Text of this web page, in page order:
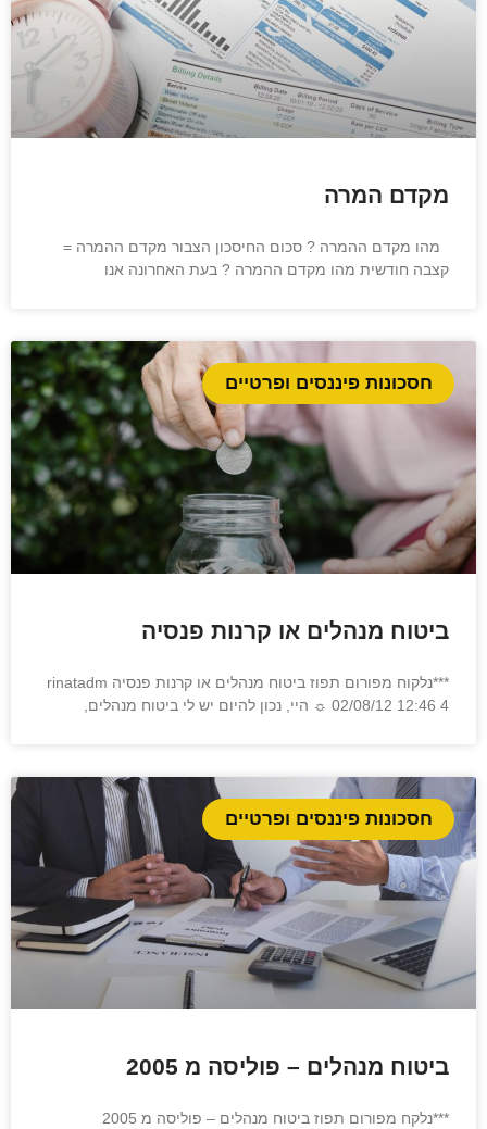
מקדם המרה
מהו מקדם ההמרה ? סכום החיסכון הצבור מקדם ההמרה =
קצבה חודשית מהו מקדם ההמרה ? בעת האחרונה אנו
חסכונות פיננסים ופרטיים
ביטוח מנהלים או קרנות פנסיה
***נלקוח מפורום תפוז ביטוח מנהלים או קרנות פנסיה rinatadm
☼ 02/08/12 12:46 4 היי, נכון להיום יש לי ביטוח מנהלים,
חסכונות פיננסים ופרטיים
ביטוח מנהלים – פוליסה מ 2005
***נלקח מפורום תפוז ביטוח מנהלים – פוליסה מ 2005